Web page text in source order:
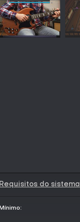
Requisitos do sistema
Mínimo: